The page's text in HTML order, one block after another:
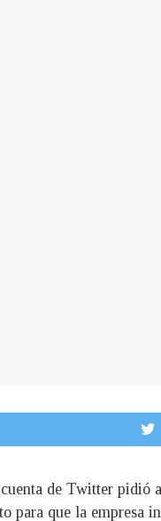
de Twitter
que la empresa